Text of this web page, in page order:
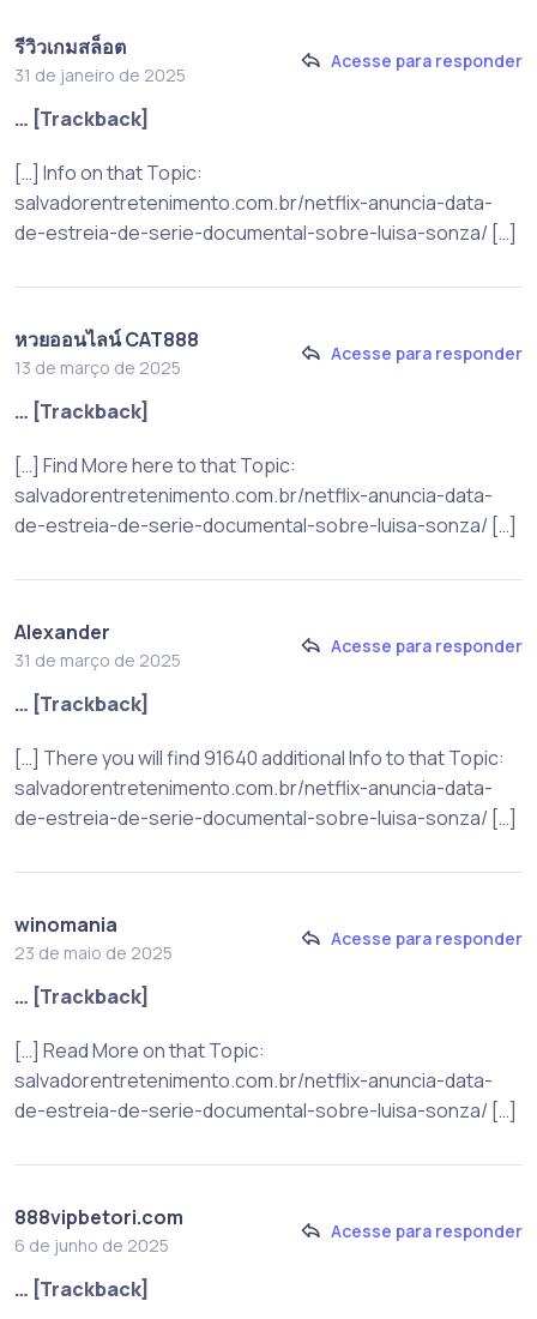
รีวิวเกมสล็อต
31 de janeiro de 2025
Acesse para responder
… [Trackback]
[…] Info on that Topic:
salvadorentretenimento.com.br/netflix-anuncia-data-
de-estreia-de-serie-documental-sobre-luisa-sonza/ […]
หวยออนไลน์ CAT888
13 de março de 2025
Acesse para responder
… [Trackback]
[…] Find More here to that Topic:
salvadorentretenimento.com.br/netflix-anuncia-data-
de-estreia-de-serie-documental-sobre-luisa-sonza/ […]
Alexander
31 de março de 2025
Acesse para responder
… [Trackback]
[…] There you will find 91640 additional Info to that Topic:
salvadorentretenimento.com.br/netflix-anuncia-data-
de-estreia-de-serie-documental-sobre-luisa-sonza/ […]
winomania
23 de maio de 2025
Acesse para responder
… [Trackback]
[…] Read More on that Topic:
salvadorentretenimento.com.br/netflix-anuncia-data-
de-estreia-de-serie-documental-sobre-luisa-sonza/ […]
888vipbetori.com
6 de junho de 2025
Acesse para responder
… [Trackback]